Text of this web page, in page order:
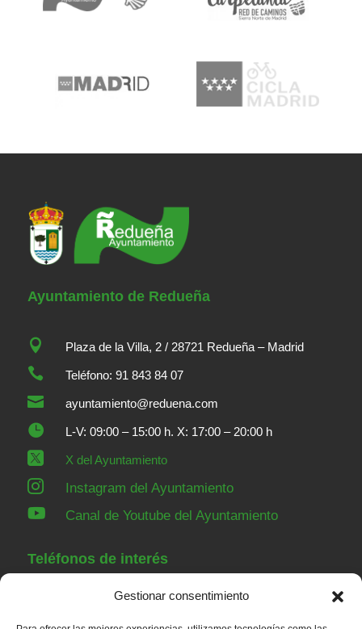
Gestionar consentimiento
Ayuntamiento de Redueña
 Plaza de la Villa, 2 / 28721 Redueña – Madrid
 Teléfono: 91 843 84 07
 ayuntamiento@reduena.com
 L-V: 09:00 – 15:00 h. X: 17:00 – 20:00 h
 X del Ayuntamiento
 Instagram del Ayuntamiento
 Canal de Youtube del Ayuntamiento
Teléfonos de interés